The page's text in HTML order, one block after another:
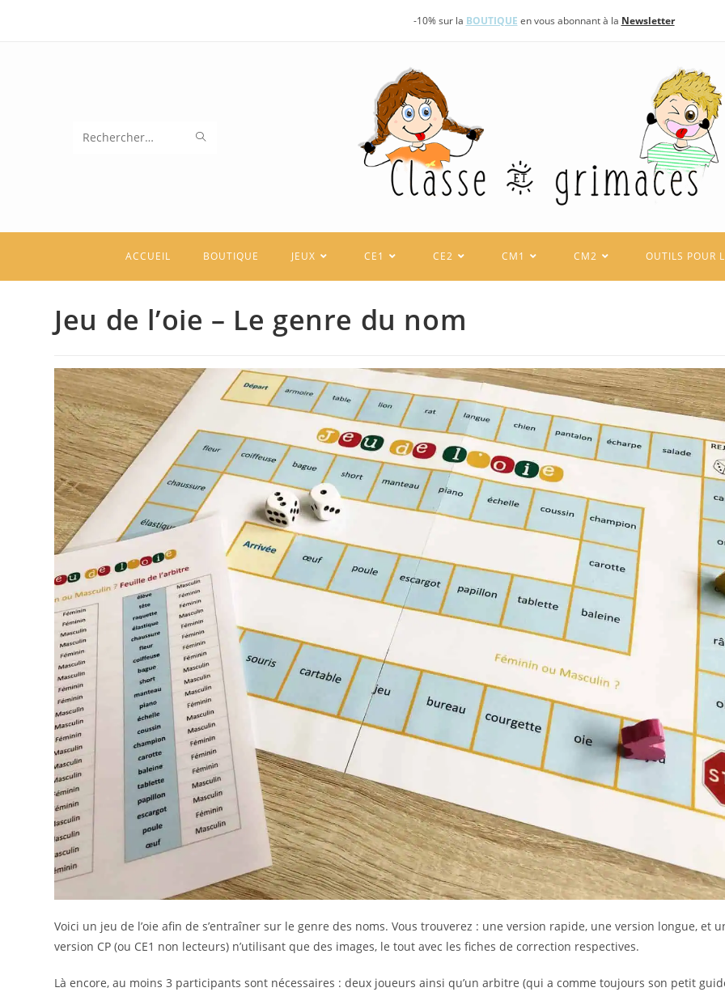
-10% sur la BOUTIQUE en vous abonnant à la Newsletter
Rechercher
site
ACCUEIL BOUTIQUE JEUX CE1 CE2 CM1 CM2 OUTILS POUR
Jeu de l’oie – Le genre du nom
Voici un jeu de l’oie afin de s’entraîner sur le genre des noms. Vous trouverez : une version rapide, une version longue, et
version CP (ou CE1 non lecteurs) n’utilisant que des images, le tout avec les fiches de correction respectives.
Là encore, au moins 3 participants sont nécessaires : deux joueurs ainsi qu’un arbitre (qui a comme toujours son petit